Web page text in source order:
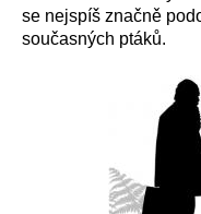
se nejspíš značně
současných ptáků.